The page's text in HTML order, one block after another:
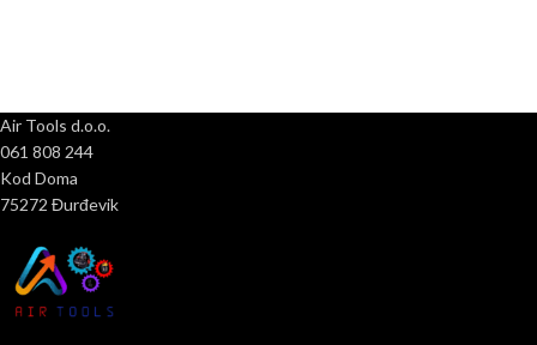
Air Tools d.o.o.
061 808 244
Kod Doma
75272 Đurđevik